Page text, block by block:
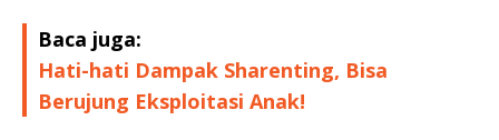
Baca juga:
Hati-hati Dampak Sharenting, Bisa
Berujung Eksploitasi Anak!